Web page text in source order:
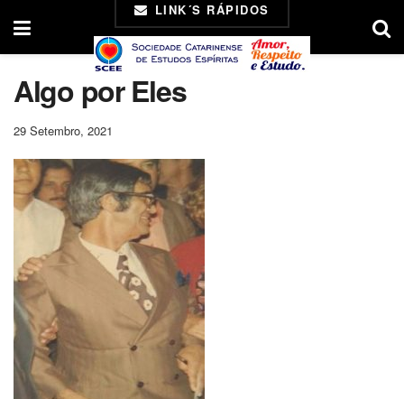
LINK´S RÁPIDOS
Algo por Eles
29 Setembro, 2021